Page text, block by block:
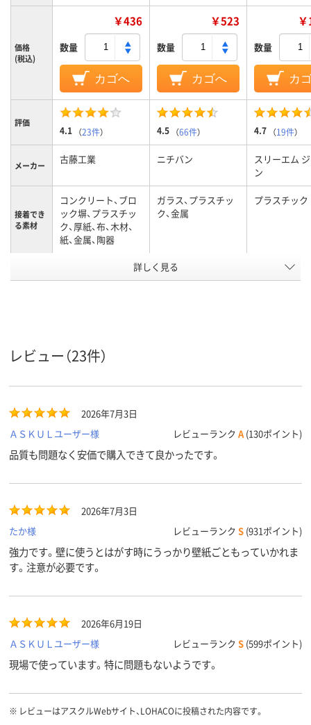
価格
(税込)
￥436
数量
カゴへ
￥523
数量
カゴへ
数量
カ
評価
4.1 （23件） 4.5 （66件） 4.7 （19件）
メーカー 古藤工業 ニチバン
スリーエム
ン
接着でき
る素材
コンクリート、ブロ
ック塀、プラスチッ
ク、厚紙、布、木材、
紙、金属、陶器
ガラス、プラスチッ
ク、金属
プラスチック
10 65
詳しく見る
レビュー（23件）
2026年7月3日
ＡＳＫＵＬユーザー様
レビューランク A (130ポイント)
品質も問題なく安価で購入できて良かったです。
2026年7月3日
たか様
レビューランク S (931ポイント)
強力です。壁に使うとはがす時にうっかり壁紙ごともっていかれま
す。注意が必要です。
2026年6月19日
ＡＳＫＵＬユーザー様
レビューランク S (599ポイント)
現場で使っています。特に問題もないようです。
※ レビューはアスクルWebサイト、LOHACOに投稿された内容です。